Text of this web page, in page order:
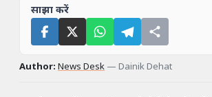
साझा करें
Author: News Desk — Dainik Dehat